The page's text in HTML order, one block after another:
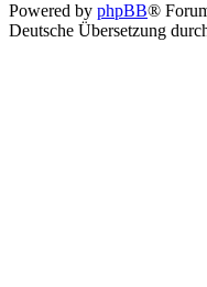
Powered by phpBB®
Deutsche Übersetzung